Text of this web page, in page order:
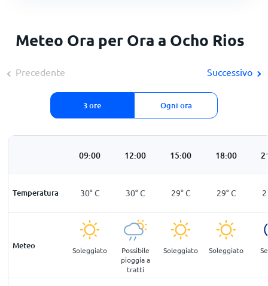
Meteo Ora per Ora a Ocho Rios
Precedente
3 ore Ogni ora
Successivo
09:00 12:00 15:00 18:00
Temperatura
27°C 30°C 30°C 29°C 29°C
MeteoPossibile
Soleggiato
Possibile
pioggia a
tratti
Soleggiato Soleggiato